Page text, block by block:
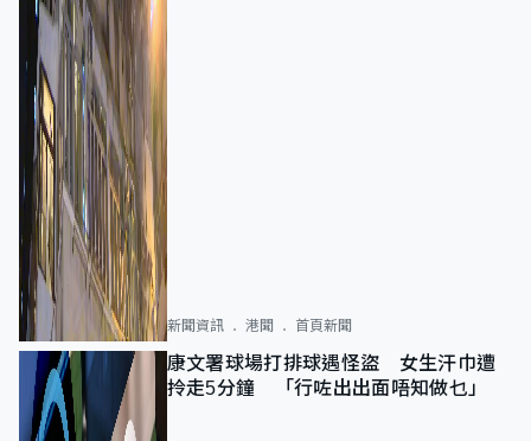
新聞資訊 港聞 首頁新聞
康文署球場打排球遇怪盜 女生汗巾遭
拎走5分鐘 「行咗出出面唔知做乜」